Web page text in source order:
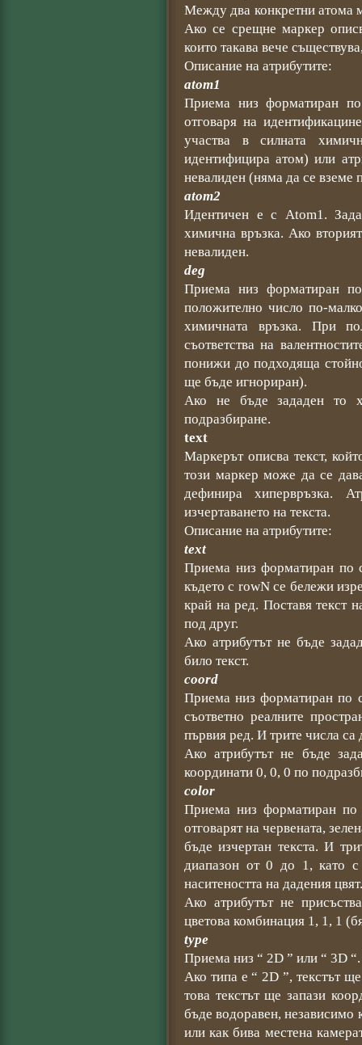
Между два конкретни атома
Ако се срещне маркер
които такава вече
Описание на атрибутите:
atom1
Приема низ форматиран
отговаря на
участва в силната
идентифицира атом) или
невалиден (няма да се вземе
atom2
Идентичен е с Atom1.
химична връзка. Ако
невалиден.
deg
Приема низ форматиран
положително число по-
химичната връзка. При
съответства на
понижи до подходяща
ще бъде игнориран).
Ако не бъде зададен то
подразбиране.
text
Маркерът описва текст,
този маркер може да се
дефинира хипервръзка.
изчертаването на текста.
Описание на атрибутите:
text
Приема низ форматиран
където с rowN се бележи
край на ред. Поставя текст
под друг.
Ако атрибутът не бъде
било текст.
coord
Приема низ форматиран по
съответно реалните
първия ред. И трите числа са
Ако атрибутът не бъде
координати 0, 0, 0 по
color
Приема низ форматиран
отговарят на червената,
бъде изчертан текста. И
диапазон от 0 до 1, като с
наситеността на дадения цвят.
Ако атрибутът не
цветова комбинация 1, 1, 1
type
Приема низ “ 2D ” или “ 3D “.
Ако типа е “ 2D ”, текстът
това текстът ще запази
бъде водоравен, независимо
или как бива местена